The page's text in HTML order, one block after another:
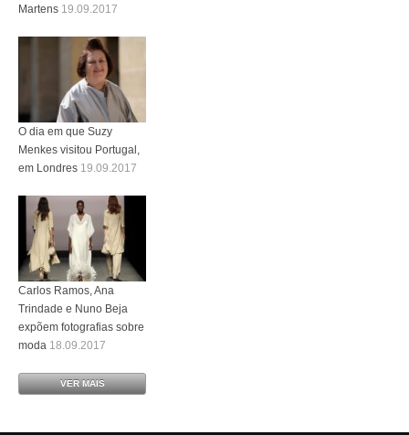
Martens 19.09.2017
O dia em que Suzy
Menkes visitou Portugal,
em Londres 19.09.2017
Carlos Ramos, Ana
Trindade e Nuno Beja
expõem fotografias sobre
moda 18.09.2017
VER MAIS